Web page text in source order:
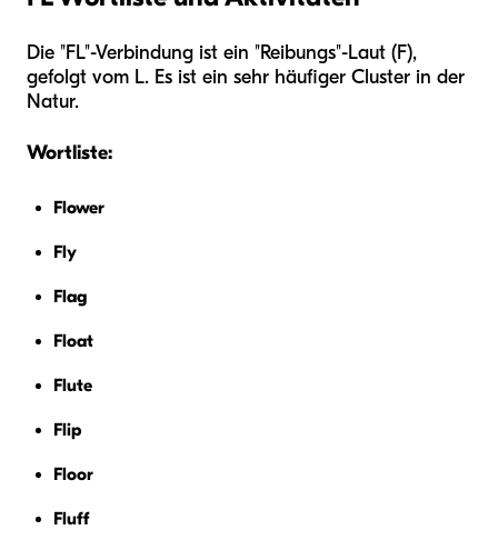
Die "FL"-Verbindung ist ein "Reibungs"-Laut (F),
gefolgt vom L. Es ist ein sehr häufiger Cluster in der
Natur.
Wortliste:
Flower
Fly
Flag
Float
Flute
Flip
Floor
Fluff